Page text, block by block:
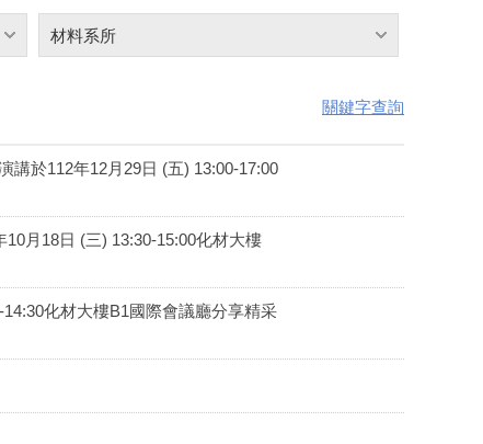
材料系所
關鍵字查詢
講於112年12月29日 (五) 13:00-17:00
月18日 (三) 13:30-15:00化材大樓
化材大樓B1國際會議廳分享精采